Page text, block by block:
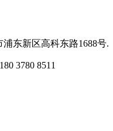
浦东新区高科东路1688号.
3780 8511